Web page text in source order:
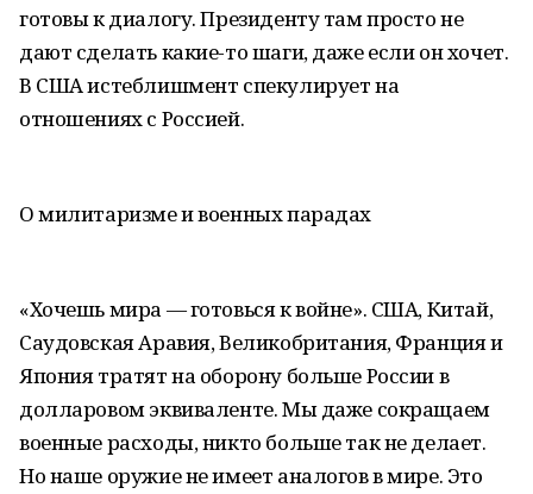
готовы к диалогу. Президенту там просто не
дают сделать какие-то шаги, даже если он хочет.
В США истеблишмент спекулирует на
отношениях с Россией.
О милитаризме и военных парадах
«Хочешь мира — готовься к войне». США, Китай,
Саудовская Аравия, Великобритания, Франция и
Япония тратят на оборону больше России в
долларовом эквиваленте. Мы даже сокращаем
военные расходы, никто больше так не делает.
Но наше оружие не имеет аналогов в мире. Это